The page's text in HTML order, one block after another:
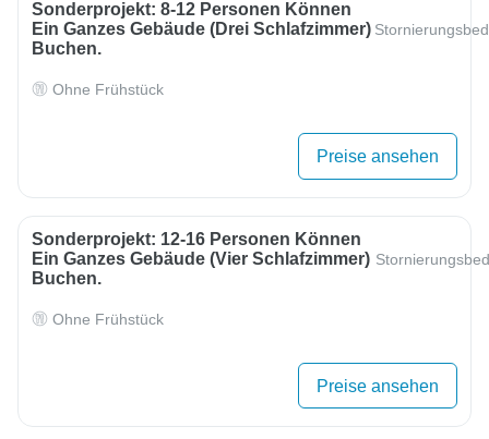
Sonderprojekt: 8-12 Personen Können
Ein Ganzes Gebäude (drei Schlafzimmer)
Buchen.
Ohne Frühstück
Preise ansehen
Sonderprojekt: 12-16 Personen Können
Ein Ganzes Gebäude (vier Schlafzimmer)
Buchen.
Ohne Frühstück
Preise ansehen